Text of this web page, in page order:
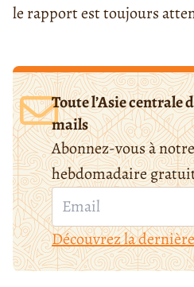
le rapport est toujours
Toute l’Asie centrale
mails
Abonnez-vous à
hebdomadaire
Découvrez la